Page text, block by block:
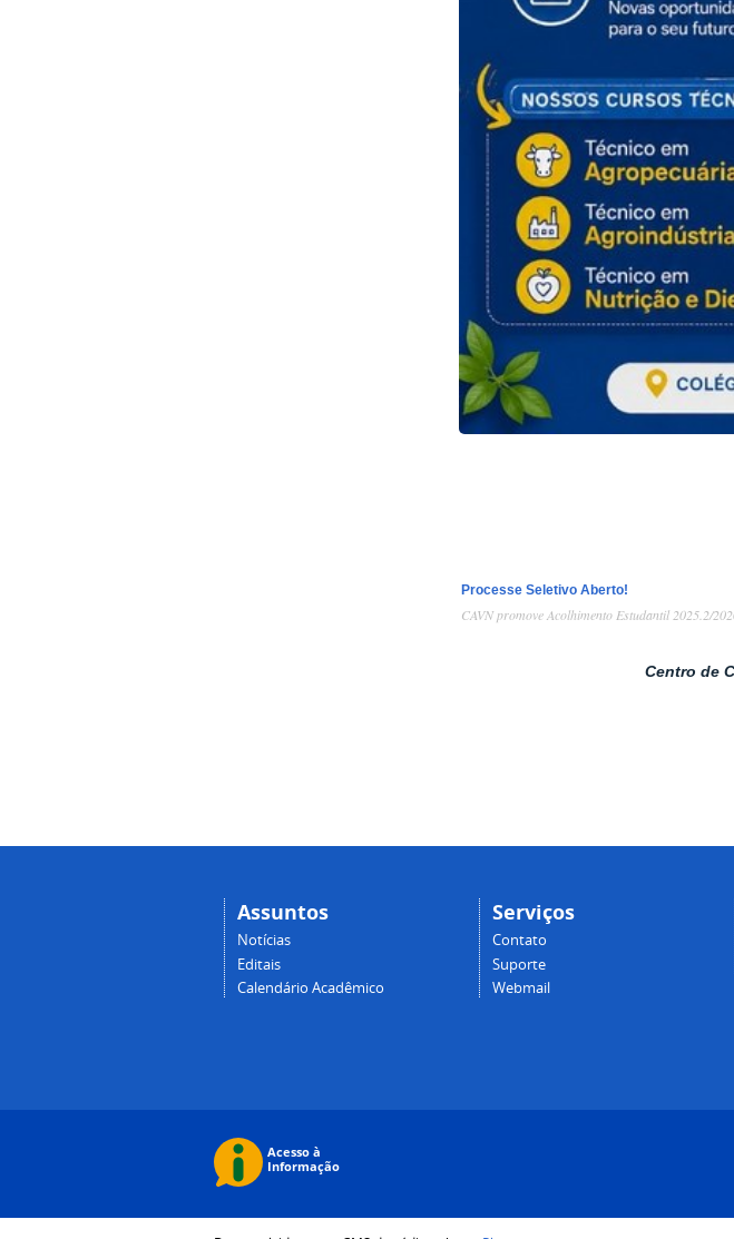
Processe Seletivo Aberto!
CAVN promove Acolhimento Estudantil 2025.2/
Centro de
Assuntos
Notícias
Editais
Calendário Acadêmico
Serviços
Contato
Suporte
Webmail